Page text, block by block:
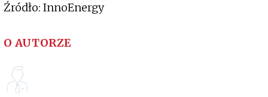
Źródło: InnoEnergy
O AUTORZE